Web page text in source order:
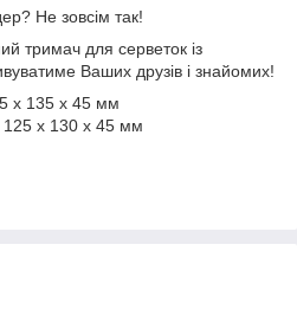
Не зовсім так!
тримач для серветок із
Ваших друзів і знайомих!
x 135 x 45 мм
125 x 130 x 45 мм